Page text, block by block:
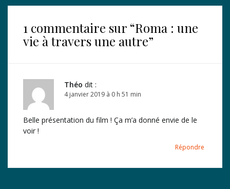
1 commentaire sur “Roma : une
vie à travers une autre”
Théo dit :
4 janvier 2019 à 0 h 51 min
Belle présentation du film ! Ça m’a donné envie de le
voir !
Répondre